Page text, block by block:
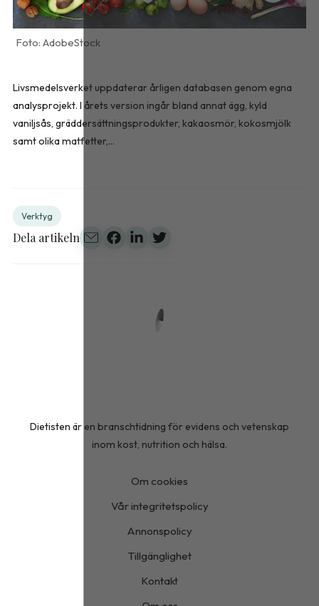
AdobeStock
Livsmedelsverket uppdaterar årligen databasen genom egna
analysprojekt. I årets version ingår bland annat ägg, kyld
vaniljsås, gräddersättningsprodukter, kakaosmör, kokosmjölk
samt olika matfetter,...
Verktyg
Dela artikeln
Dietisten är en branschtidning för evidens och vetenskap
inom kost, nutrition och hälsa.
Om cookies
Vår integritetspolicy
Annonspolicy
Tillgänglighet
Kontakt